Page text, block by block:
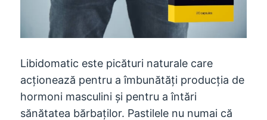
Libidomatic este picături naturale care
acționează pentru a îmbunătăți producția de
hormoni masculini și pentru a întări
sănătatea bărbaților. Pastilele nu numai că